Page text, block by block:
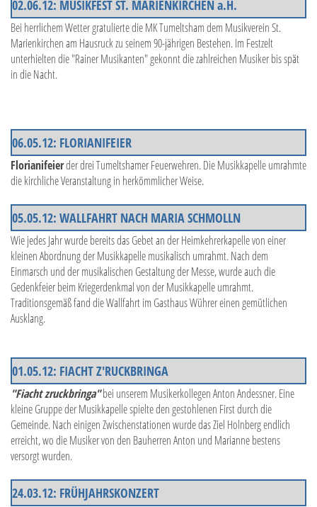
02.06.12: MUSIKFEST ST. MARIENKIRCHEN a.H.
Bei herrlichem Wetter gratulierte die MK Tumeltsham dem Musikverein St.
Marienkirchen am Hausruck zu seinem 90-jährigen Bestehen. Im Festzelt
unterhielten die "Rainer Musikanten" gekonnt die zahlreichen Musiker bis spät
in die Nacht.
06.05.12: FLORIANIFEIER
Florianifeierder drei Tumeltshamer Feuerwehren. Die Musikkapelle umrahmte
die kirchliche Veranstaltung in herkömmlicher Weise.
05.05.12: WALLFAHRT NACH MARIA SCHMOLLN
Wie jedes Jahr wurde bereits das Gebet an der Heimkehrerkapelle von einer
kleinen Abordnung der Musikkapelle musikalisch umrahmt. Nach dem
Einmarsch und der musikalischen Gestaltung der Messe, wurde auch die
Gedenkfeier beim Kriegerdenkmal von der Musikkapelle umrahmt.
Traditionsgemäß fand die Wallfahrt im Gasthaus Wührer einen gemütlichen
Ausklang.
01.05.12: FIACHT Z'RUCKBRINGA
"Fiacht zruckbringa"bei unserem Musikerkollegen Anton Andessner. Eine
kleine Gruppe der Musikkapelle spielte den gestohlenen First durch die
Gemeinde. Nach einigen Zwischenstationen wurde das Ziel Holnberg endlich
erreicht, wo die Musiker von den Bauherren Anton und Marianne bestens
versorgt wurden.
24.03.12: FRÜHJAHRSKONZERT